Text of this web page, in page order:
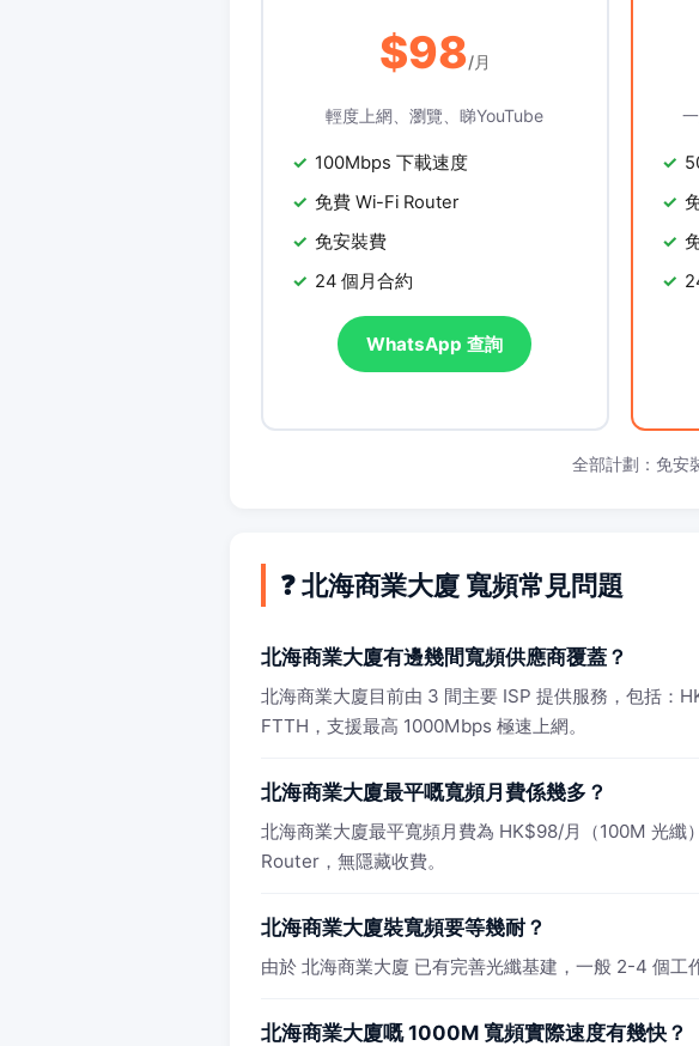
$98/月
輕度上網、瀏覽、睇YouTube
100Mbps 下載速度
免費 Wi-Fi Router
免安裝費
24 個月合約
WhatsApp 查詢
全部計劃：免安
❓ 北海商業大廈 寬頻常見問題
北海商業大廈有邊幾間寬頻供應商覆蓋？
北海商業大廈目前由 3 間主要 ISP 提供服務，包括：
FTTH，支援最高 1000Mbps 極速上網。
北海商業大廈最平嘅寬頻月費係幾多？
北海商業大廈最平寬頻月費為 HK$98/月（100M 光
Router，無隱藏收費。
北海商業大廈裝寬頻要等幾耐？
由於 北海商業大廈 已有完善光纖基建，一般 2-4 個
北海商業大廈嘅 1000M 寬頻實際速度有幾快？